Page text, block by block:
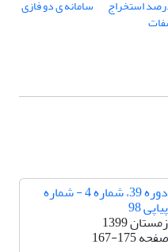
استخراج سامانه ی دو فازی
دوره 39، شماره 4 - شماره
پیاپی 98
زمستان 1399
صفحه167-175